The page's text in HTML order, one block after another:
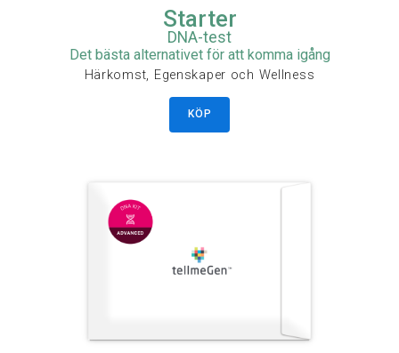
Starter
DNA-test
Det bästa alternativet för att komma igång
Härkomst, Egenskaper och Wellness
KÖP